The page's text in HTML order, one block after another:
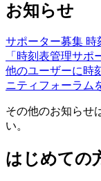
お知らせ
サポーター募集 時
「時刻表管理サポ
他のユーザーに時
ニティフォーラム
その他のお知らせ
い。
はじめての